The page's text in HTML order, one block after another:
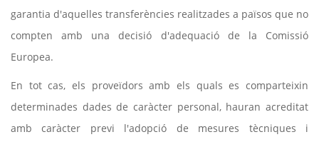
garantia d'aquelles transferències realitzades a països que no
compten amb una decisió d'adequació de la Comissió
Europea.
En tot cas, els proveïdors amb els quals es comparteixin
determinades dades de caràcter personal, hauran acreditat
amb caràcter previ l'adopció de mesures tècniques i